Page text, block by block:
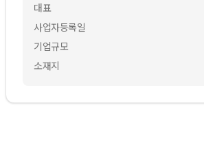
대표
사업자등록일
기업규모
소재지